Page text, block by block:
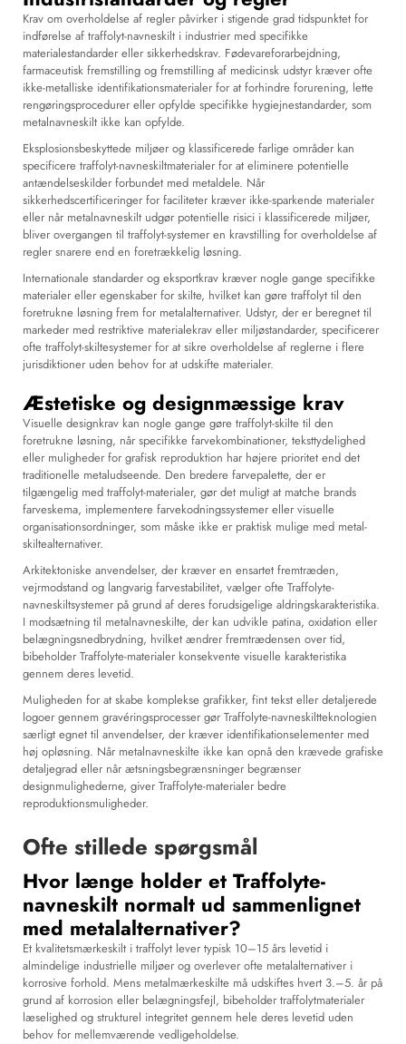
Krav om overholdelse af regler påvirker i stigende grad tidspunktet for
indførelse af traffolyt-navneskilt i industrier med specifikke
materialestandarder eller sikkerhedskrav. Fødevareforarbejdning,
farmaceutisk fremstilling og fremstilling af medicinsk udstyr kræver ofte
ikke-metalliske identifikationsmaterialer for at forhindre forurening, lette
rengøringsprocedurer eller opfylde specifikke hygiejnestandarder, som
metalnavneskilt ikke kan opfylde.
Eksplosionsbeskyttede miljøer og klassificerede farlige områder kan
specificere traffolyt-navneskiltmaterialer for at eliminere potentielle
antændelseskilder forbundet med metaldele. Når
sikkerhedscertificeringer for faciliteter kræver ikke-sparkende materialer
eller når metalnavneskilt udgør potentielle risici i klassificerede miljøer,
bliver overgangen til traffolyt-systemer en kravstilling for overholdelse af
regler snarere end en foretrækkelig løsning.
Internationale standarder og eksportkrav kræver nogle gange specifikke
materialer eller egenskaber for skilte, hvilket kan gøre traffolyt til den
foretrukne løsning frem for metalalternativer. Udstyr, der er beregnet til
markeder med restriktive materialekrav eller miljøstandarder, specificerer
ofte traffolyt-skiltesystemer for at sikre overholdelse af reglerne i flere
jurisdiktioner uden behov for at udskifte materialer.
Æstetiske og designmæssige krav
Visuelle designkrav kan nogle gange gøre traffolyt-skilte til den
foretrukne løsning, når specifikke farvekombinationer, teksttydelighed
eller muligheder for grafisk reproduktion har højere prioritet end det
traditionelle metaludseende. Den bredere farvepalette, der er
tilgængelig med traffolyt-materialer, gør det muligt at matche brands
farveskema, implementere farvekodningssystemer eller visuelle
organisationsordninger, som måske ikke er praktisk mulige med metal-
skiltealternativer.
Arkitektoniske anvendelser, der kræver en ensartet fremtræden,
vejrmodstand og langvarig farvestabilitet, vælger ofte Traffolyte-
navneskiltsystemer på grund af deres forudsigelige aldringskarakteristika.
I modsætning til metalnavneskilte, der kan udvikle patina, oxidation eller
belægningsnedbrydning, hvilket ændrer fremtrædensen over tid,
bibeholder Traffolyte-materialer konsekvente visuelle karakteristika
gennem deres levetid.
Muligheden for at skabe komplekse grafikker, fint tekst eller detaljerede
logoer gennem gravéringsprocesser gør Traffolyte-navneskiltteknologien
særligt egnet til anvendelser, der kræver identifikationselementer med
høj opløsning. Når metalnavneskilte ikke kan opnå den krævede grafiske
detaljegrad eller når ætsningsbegrænsninger begrænser
designmulighederne, giver Traffolyte-materialer bedre
reproduktionsmuligheder.
Ofte stillede spørgsmål
Hvor længe holder et Traffolyte-
navneskilt normalt ud sammenlignet
med metalalternativer?
Et kvalitetsmærkeskilt i traffolyt lever typisk 10–15 års levetid i
almindelige industrielle miljøer og overlever ofte metalalternativer i
korrosive forhold. Mens metalmærkeskilte må udskiftes hvert 3.–5. år på
grund af korrosion eller belægningsfejl, bibeholder traffolytmaterialer
læselighed og strukturel integritet gennem hele deres levetid uden
behov for mellemværende vedligeholdelse.